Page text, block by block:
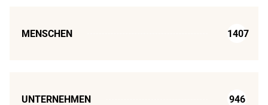
MENSCHEN 1407
UNTERNEHMEN 946